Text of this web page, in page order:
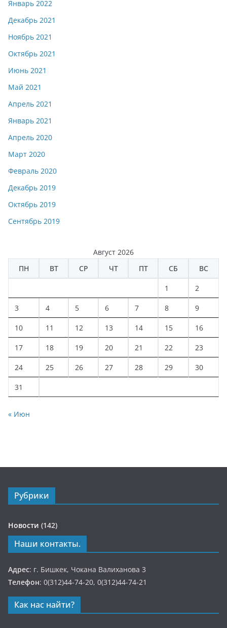
Январь 2022
Декабрь 2021
Ноябрь 2021
Октябрь 2021
Июнь 2021
Май 2021
Апрель 2021
Январь 2021
Апрель 2020
Март 2020
Февраль 2020
Декабрь 2019
Октябрь 2019
Сентябрь 2019
Август 2026
ПН
ВТ СР ЧТ ПТ СБ ВС
1 2
3 4 5 6 7 8 9
10 11 12 13 14 15 16
17 18 19 20 21 22 23
24 25 26 27 28 29 30
31
« Июн
Рубрики
Новости (142)
Наши контакты.
Адрес: г. Бишкек, Чокана Валиханова 3
Телефон: 0(312)44-74-20, 0(312)44-74-21
Как нас найти?